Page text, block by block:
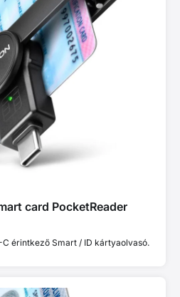
card PocketReader
érintkező Smart / ID kártyaolvasó.